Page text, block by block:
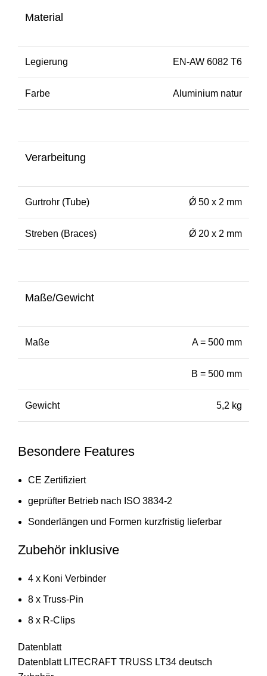
Material
Legierung EN-AW 6082 T6
Farbe Aluminium natur
Verarbeitung
Gurtrohr (Tube) Ǿ 50 x 2 mm
Streben (Braces) Ǿ 20 x 2 mm
Maße/Gewicht
Maße A = 500 mm
B = 500 mm
Gewicht 5,2 kg
Besondere Features
CE Zertifiziert
geprüfter Betrieb nach ISO 3834-2
Sonderlängen und Formen kurzfristig lieferbar
Zubehör inklusive
4 x Koni Verbinder
8 x Truss-Pin
8 x R-Clips
Datenblatt
Datenblatt LITECRAFT TRUSS LT34 deutsch